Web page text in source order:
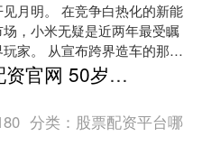
月明。 在竞争白热化的新能
，小米无疑是近两年最受瞩
玩家。 从宣布跨界造车的那一
和他的小米汽车，就始终处
聚光灯下，外....
博财配资官网 50岁李小冉似30岁！自曝用26元香皂洗脸还熬夜打游戏
分类： 股票配资平台哪